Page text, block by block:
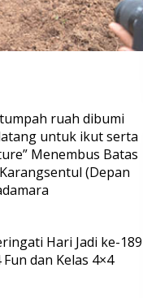
ruah dibumi
untuk ikut serta
Menembus Batas
(Depan
Hari Jadi ke-189
dan Kelas 4×4